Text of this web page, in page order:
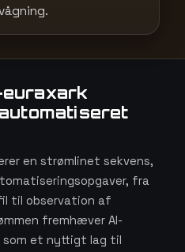
en strømlinet sekvens,
fra
til observation af
fremhæver AI-
et nyttigt lag til